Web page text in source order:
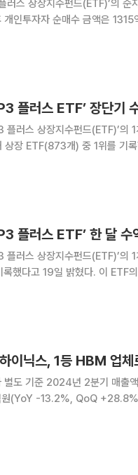
러스 상장지수펀드(ETF)’의
인투자자 순매수 금액은 1315
플러스 ETF’ 장단기
플러스 상장지수펀드(ETF)’의
개) 중 1위를 기록했다고
플러스 ETF’ 한 달
플러스 상장지수펀드(ETF)’의
ETF의 3개월, 6개월, 연초 이후 수익
이닉스, 1등 HBM 업체
(YoY -13.2%, QoQ
에